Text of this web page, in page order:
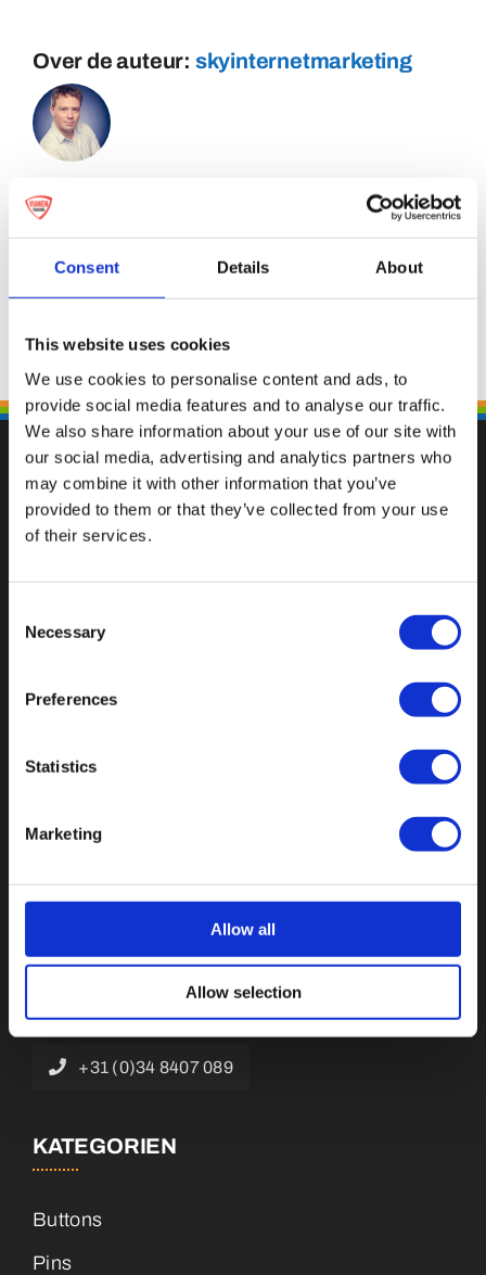
Consent Details About
This website uses cookies
We use cookies to personalise content and ads, to
provide social media features and to analyse our traffic.
We also share information about your use of our site with
our social media, advertising and analytics partners who
may combine it with other information that you’ve
provided to them or that they’ve collected from your use
of their services.
Selection
Necessary
Preferences
Statistics
Marketing
Allow all
Allow selection
Over de auteur: skyinternetmarketing
Fallen Sie mit einzigartigen
Botnische Golf 9a, 3446 CN Woerden,
Niederlande
+31 (0)34 8407 089
KATEGORIEN
Buttons
Pins